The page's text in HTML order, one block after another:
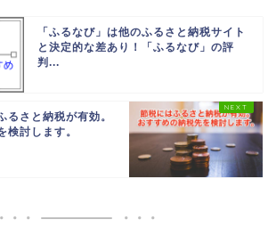
「ふるなび」は他のふるさと納税サイト
と決定的な差あり！「ふるなび」の評
判...
るさと納税が有効。
検討します。